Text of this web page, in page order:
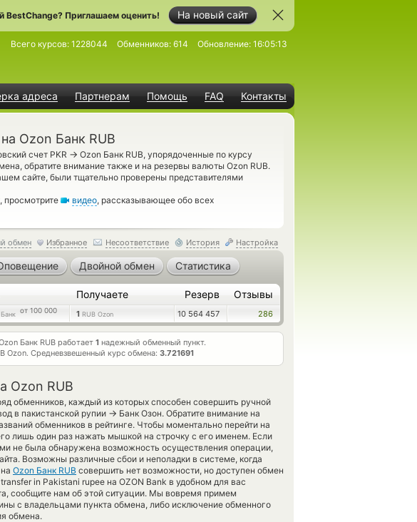
На новый сайт
BestChange? Приглашаем оценить!
адреса Партнерам Помощь FAQ Контакты
Всего курсов: 1228044 Обменников: 614 Обновление: 16:05:13
Ozon Банк RUB
счет PKR → Ozon Банк RUB, упорядоченные по курсу
обратите внимание также и на резервы валюты Ozon RUB.
сайте, были тщательно проверены представителями
просмотрите
видео, рассказывающее обо всех
обмен Избранное Несоответствие История Настройка
Двойной обмен Статистика
Получаете Резерв Отзывы
Банк от 100 000 1 RUB Ozon 10 564 457 286
Банк RUB работает 1 надежный обменный пункт.
Ozon. Средневзвешенный курс обмена: 3.721691
Ozon RUB
обменников, каждый из которых способен совершить ручной
в пакистанской рупии → Банк Озон. Обратите внимание на
обменников в рейтинге. Чтобы моментально перейти на
лишь один раз нажать мышкой на строчку с его именем. Если
не была обнаружена возможность осуществления операции,
Возможны различные сбои и неполадки в системе, когда
на Ozon Банк RUB совершить нет возможности, но доступен обмен
in Pakistani rupee на OZON Bank в удобном для вас
сообщите нам об этой ситуации. Мы вовремя примем
с владельцами пункта обмена, либо исключение обменного
обмена.